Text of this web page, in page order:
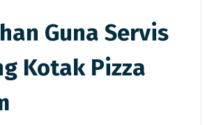
Guna Servis
Kotak Pizza